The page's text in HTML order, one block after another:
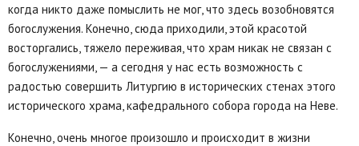
когда никто даже помыслить не мог, что здесь возобновятся
богослужения. Конечно, сюда приходили, этой красотой
восторгались, тяжело переживая, что храм никак не связан с
богослужениями, — а сегодня у нас есть возможность с
радостью совершить Литургию в исторических стенах этого
исторического храма, кафедрального собора города на Неве.
Конечно, очень многое произошло и происходит в жизни